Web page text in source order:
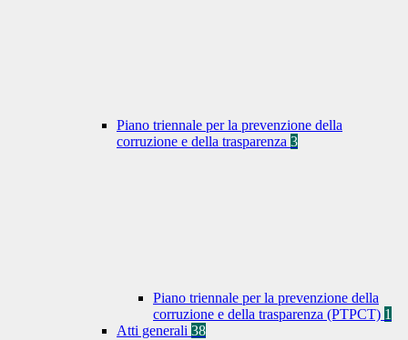
Piano triennale per la prevenzione della
corruzione e della trasparenza 3
Piano triennale per la prevenzione della
corruzione e della trasparenza (PTPCT) 1
Atti generali 38